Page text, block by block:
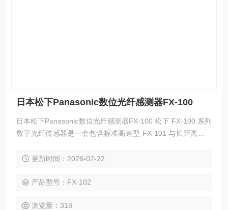
日本松下Panasonic数位光纤感测器FX-100
日本松下Panasonic数位光纤感测器FX-100 松下 FX‑100 系列
数字光纤传感器是一套包含标准高速型 FX‑101 与长距离型 F
型、连接器型等全系列衍生型号，具备超薄机身、双屏显示、
光纤探头实现微小物体、透明体、远距离及高速工件的高精度
更新时间：2026-02-22
产品型号：FX-102
浏览量：318